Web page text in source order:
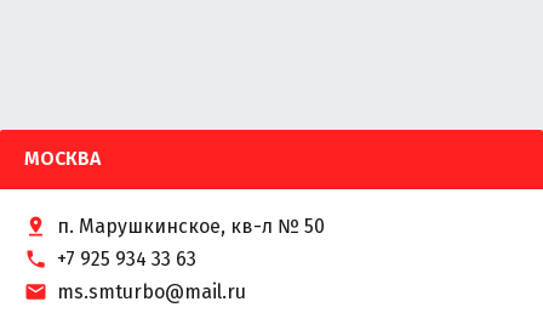
МОСКВА
п. Марушкинское, кв-л № 50
+7 925 934 33 63
ms.smturbo@mail.ru